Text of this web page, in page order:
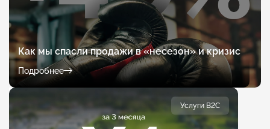
Как мы спасли продажи в «несезон» и кризис
Подробнее
Услуги B2C